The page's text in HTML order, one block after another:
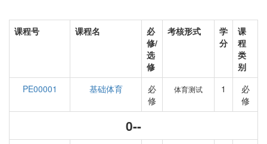
课程号 课程名
必
修/
选
修
考核形式
学
分
课
程
类
别
PE00001
基础体育
必
修
体育测试 1
必
修
0--